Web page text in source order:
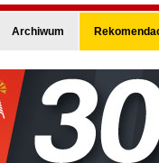
Archiwum